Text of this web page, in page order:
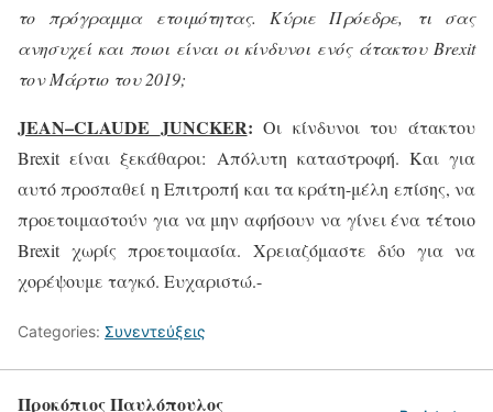
το πρόγραμμα ετοιμότητας. Κύριε Πρόεδρε, τι σας
ανησυχεί και ποιοι είναι οι κίνδυνοι ενός άτακτου Brexit
τον Μάρτιο του 2019;
JEAN–CLAUDE JUNCKER:Οι κίνδυνοι του άτακτου
Brexitείναι ξεκάθαροι: Απόλυτη καταστροφή. Και για
αυτό προσπαθεί η Επιτροπή και τα κράτη-μέλη επίσης, να
προετοιμαστούν για να μην αφήσουν να γίνει ένα τέτοιο
Brexitχωρίς προετοιμασία. Χρειαζόμαστε δύο για να
χορέψουμε ταγκό. Ευχαριστώ.-
Categories: Συνεντεύξεις
Προκόπιος Παυλόπουλος